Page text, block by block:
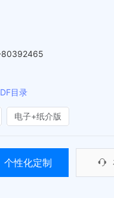
目录
电子+纸介版
个性化定制